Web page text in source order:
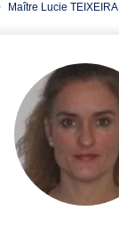
Maître Lucie TEIXEIRA